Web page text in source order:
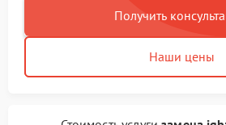
Получить
Наши цены